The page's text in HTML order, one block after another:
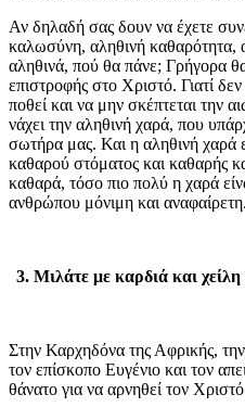
Αν δηλαδή σας δουν να έχετε
καλωσύνη, αληθινή καθαρότητα,
αληθινά, πού θα πάνε; Γρήγορα
επιστροφής στο Χριστό. Γιατί
ποθεί και να μην σκέπτεται την
νάχει την αληθινή χαρά, που
σωτήρα μας. Και η αληθινή χαρά
καθαρού στόματος και καθαρής
καθαρά, τόσο πιο πολύ η χαρά
ανθρώπου μόνιμη και αναφαίρετη.
3. Μιλάτε με καρδιά και
Στην Καρχηδόνα της Αφρικής,
τον επίσκοπο Ευγένιο και τον
θάνατο για να αρνηθεί τον